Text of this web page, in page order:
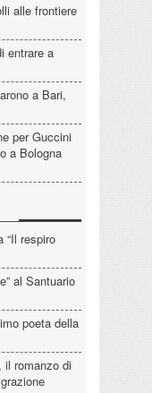
alle frontiere
entrare a
a Bari,
per Guccini
a Bologna
“Il respiro
al Santuario
poeta della
il romanzo di